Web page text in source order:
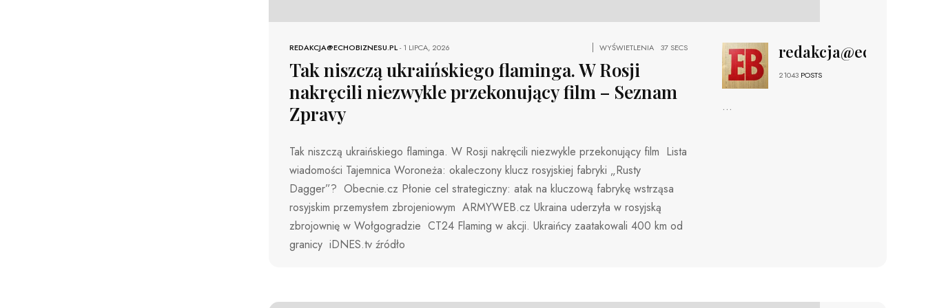
REDAKCJA@ECHOBIZNESU.PL -1 LIPCA, 2026 WYŚWIETLENIA 37 SECS
Tak niszczą ukraińskiego flaminga. W Rosji
nakręcili niezwykle przekonujący film – Seznam
Zpravy
Tak niszczą ukraińskiego flaminga. W Rosji nakręcili niezwykle przekonujący film Lista
wiadomości Tajemnica Woroneża: okaleczony klucz rosyjskiej fabryki „Rusty
Dagger”? Obecnie.cz Płonie cel strategiczny: atak na kluczową fabrykę wstrząsa
rosyjskim przemysłem zbrojeniowym ARMYWEB.cz Ukraina uderzyła w rosyjską
zbrojownię w Wołgogradzie CT24 Flaming w akcji. Ukraińcy zaatakowali 400 km od
granicy iDNES.tv źródło
21043 POSTS
...